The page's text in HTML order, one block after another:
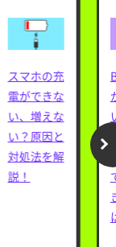
スマホの充
電ができな
い、増えな
い？原因と
対処法を解
説！